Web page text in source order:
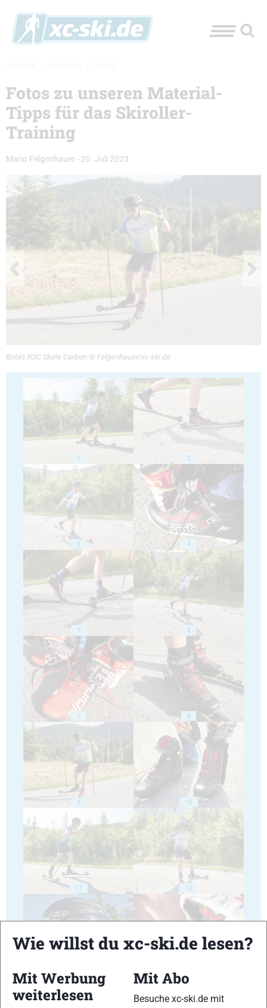
Fotos zu unseren Material-
Tipps für das Skiroller-
Training
Mario Felgenhauer - 20. Juli 2023
Botas RSC Skate Carbon © Felgenhauer/xc-ski.de
1 2
3 4
5 6
7 8
9 10
11 12
Wie willst du xc-ski.de lesen?
Mit Werbung
weiterlesen
Mit Abo
Besuche xc-ski.de mit